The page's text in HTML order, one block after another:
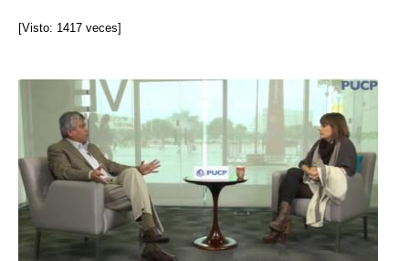
[Visto: 1417 veces]